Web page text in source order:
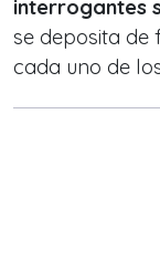
interrogantes
se deposita de
cada uno de